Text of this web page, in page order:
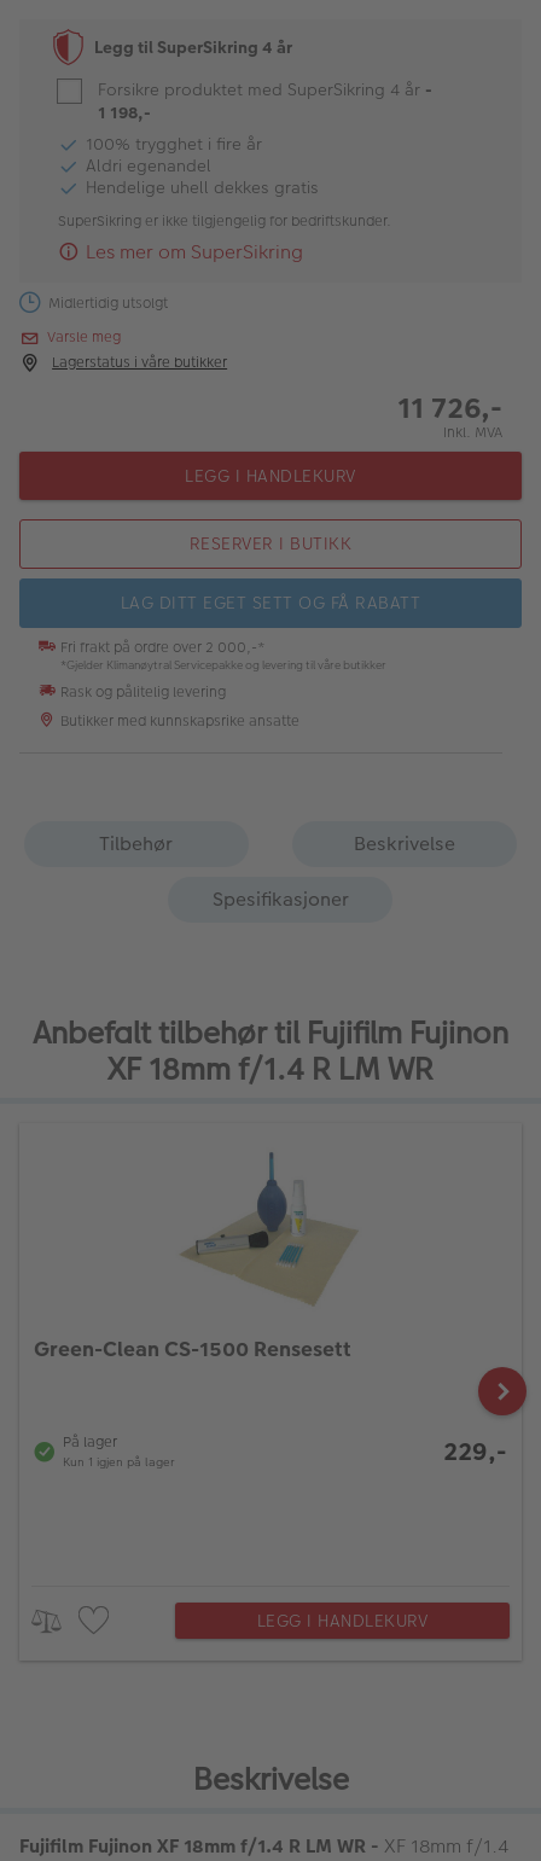
Inspirasjon
Butikkoversikt
Legg til SuperSikring 4 år
Forsikre produktet med SuperSikring 4 år -
1 198,-
100% trygghet i fire år
Aldri egenandel
Hendelige uhell dekkes gratis
SuperSikring er ikke tilgjengelig for bedriftskunder.
Les mer om SuperSikring
Midlertidig utsolgt
Varsle meg
Lagerstatus i våre butikker
11 726,-
Inkl. MVA
LEGG I HANDLEKURV
RESERVER I BUTIKK
LAG DITT EGET SETT OG FÅ RABATT
Fri frakt på ordre over 2 000,-*
*Gjelder Klimanøytral Servicepakke og levering til våre butikker
Rask og pålitelig levering
Butikker med kunnskapsrike ansatte
Tilbehør
Beskrivelse
Spesifikasjoner
Anbefalt tilbehør til Fujifilm Fujinon
XF 18mm f/1.4 R LM WR
Green-Clean CS-1500 Rensesett
På lager
Kun 1 igjen på lager 229,-
LEGG I HANDLEKURV
Beskrivelse
Fujifilm Fujinon XF 18mm f/1.4 R LM WR - XF 18mm f/1.4